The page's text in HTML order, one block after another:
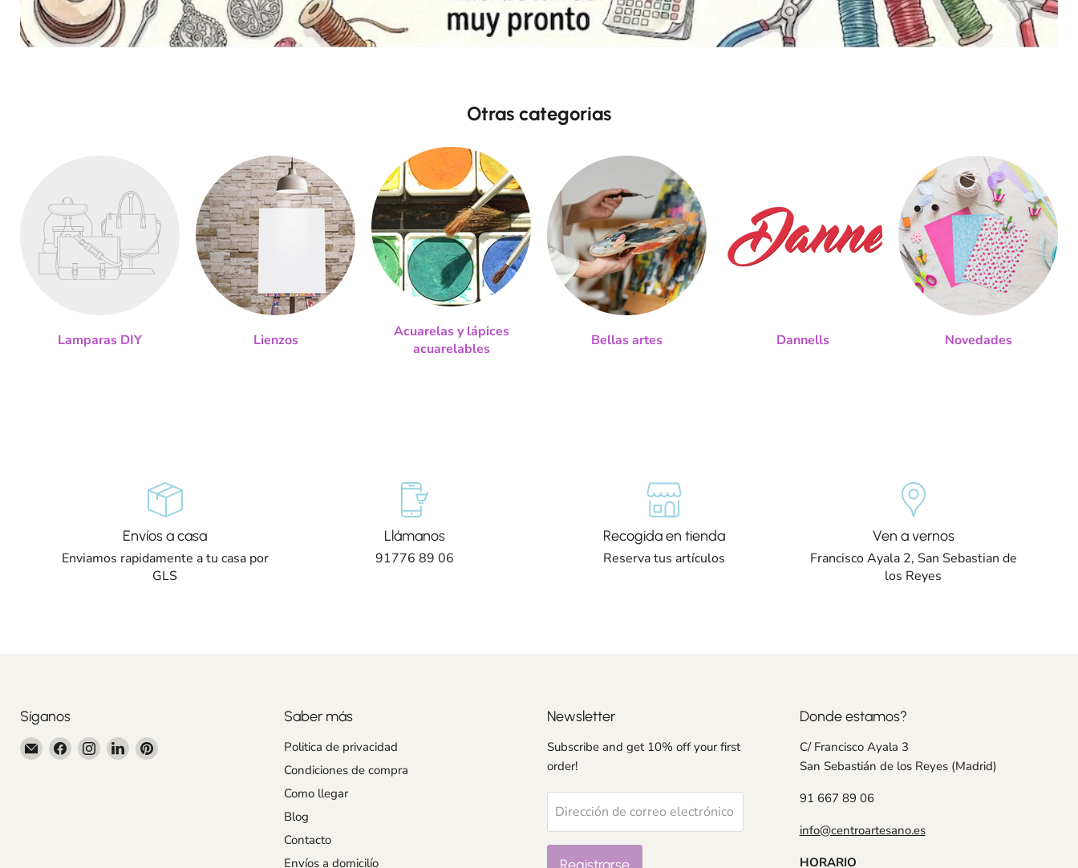
Otras categorias
Lamparas DIY Lienzos
Acuarelas y lápices
acuarelables
Bellas artes Dannells Novedades
Envíos a casa
Enviamos rapidamente a tu casa por
GLS
Llámanos
91776 89 06
Recogida en tienda
Reserva tus artículos
Ven a vernos
Francisco Ayala 2, San Sebastian de
los Reyes
Síganos
Encuéntrenos
Encuéntrenos
Encuéntrenos
Encuéntrenos
Encuéntrenos
Saber más
Politica de privacidad
Condiciones de compra
Como llegar
Blog
Contacto
Envíos a domicilío
Newsletter
Subscribe and get 10% off your first
order!
Dirección de correo electrónico
Donde estamos?
C/ Francisco Ayala 3
San Sebastián de los Reyes (Madrid)
91 667 89 06
info@centroartesano.es
HORARIO